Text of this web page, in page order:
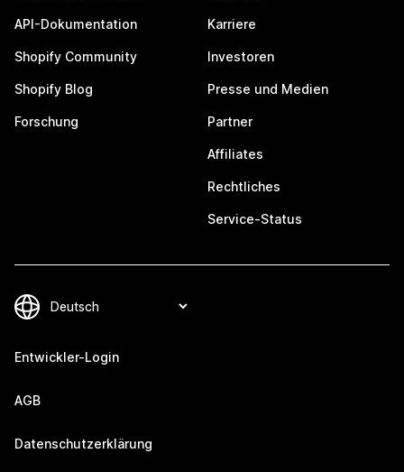
API-Dokumentation
Shopify Community
Shopify Blog
Forschung
Karriere
Investoren
Presse und Medien
Partner
Affiliates
Rechtliches
Service-Status
Entwickler-Login
AGB
Datenschutzerklärung